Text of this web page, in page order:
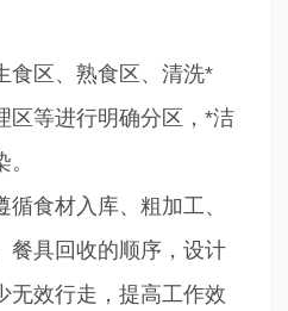
区、熟食区、清洗*
区等进行明确分区，*洁
食材入库、粗加工、
餐具回收的顺序，设计
无效行走，提高工作效